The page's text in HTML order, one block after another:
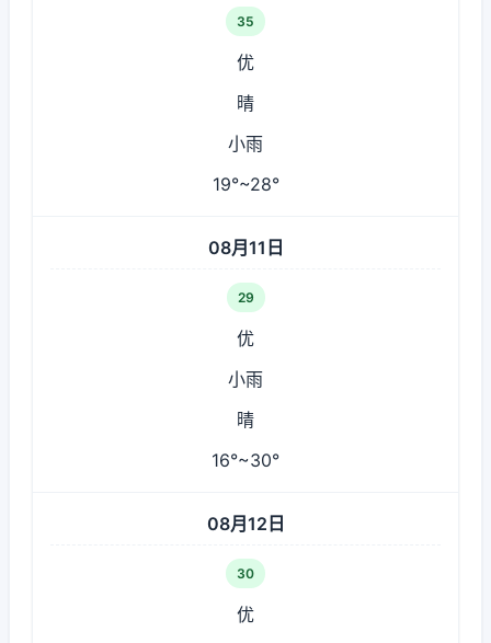
35
优
晴
小雨
19°~28°
08月11日
29
优
小雨
晴
16°~30°
08月12日
30
优